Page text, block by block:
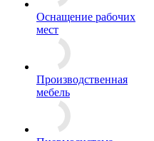
Оснащение рабочих
мест
Производственная
мебель